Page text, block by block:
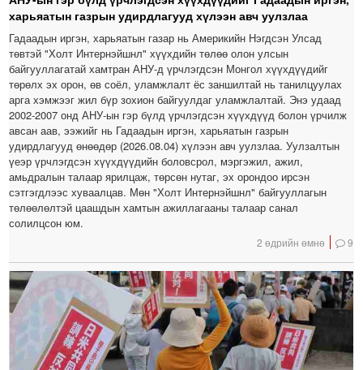
харьяатын газрын удирдлагууд хүлээн авч уулзлаа
Гадаадын иргэн, харьяатын газар нь Америкийн Нэгдсэн Улсад
төвтэй "Холт Интернэйшнл" хүүхдийн төлөө олон улсын
байгууллагатай хамтран АНУ-д үрчлэгдсэн Монгол хүүхдүүдийг
төрөлх эх орон, өв соёл, уламжлалт ёс заншилтай нь танилцуулах
арга хэмжээг жил бүр зохион байгуулдаг уламжлалтай. Энэ удаад
2002-2007 онд АНУ-ын гэр бүлд үрчлэгдсэн хүүхдүүд болон үрчилж
авсан аав, ээжийг нь Гадаадын иргэн, харьяатын газрын
удирдлагууд өнөөдөр (2026.08.04) хүлээн авч уулзлаа. Уулзалтын
үеэр үрчлэгдсэн хүүхдүүдийн боловсрол, мэргэжил, ажил,
амьдралын талаар ярилцаж, төрсөн нутаг, эх орондоо ирсэн
сэтгэгдлээс хуваалцав. Мөн "Холт Интернэйшнл" байгууллагын
төлөөлөлтэй цаашдын хамтын ажиллагааны талаар санал
солилцсон юм.
2 өдрийн өмнө 9